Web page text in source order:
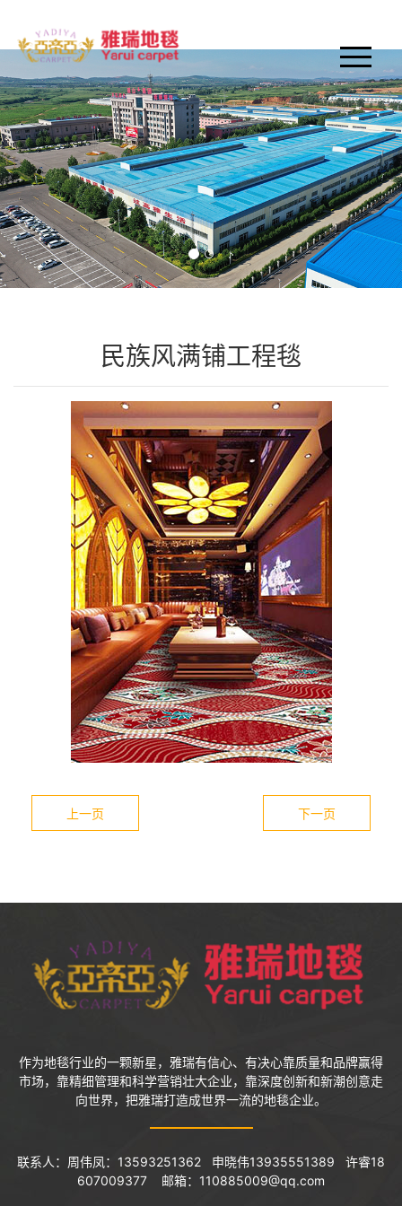
网站首页
公司简介
新闻中心
产品中心
经典案例
联系我们
民族风满铺工程毯
上一页 下一页
作为地毯行业的一颗新星，雅瑞有信心、有决心靠质量和品牌赢得
市场，靠精细管理和科学营销壮大企业，靠深度创新和新潮创意走
向世界，把雅瑞打造成世界一流的地毯企业。
联系人：周伟凤：13593251362 申晓伟13935551389 许睿18
607009377 邮箱：110885009@qq.com